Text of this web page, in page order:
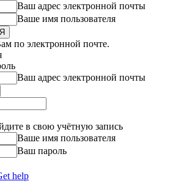
Ваш адрес электронной почты
Ваше имя пользователя
по электронной почте.
Ваш адрес электронной почты
в свою учётную запись
Ваше имя пользователя
Ваш пароль
help